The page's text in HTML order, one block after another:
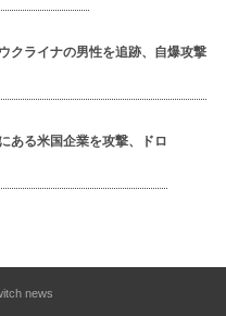
クライナの男性を追跡、自爆攻撃
ある米国企業を攻撃、ドロ
news